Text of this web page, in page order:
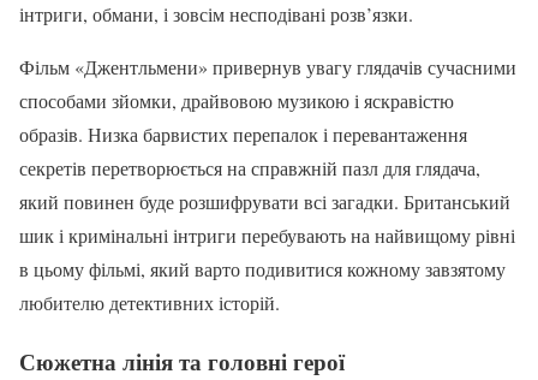
інтриги, обмани, і зовсім несподівані розв’язки.
Фільм «Джентльмени» привернув увагу глядачів сучасними
способами зйомки, драйвовою музикою і яскравістю
образів. Низка барвистих перепалок і перевантаження
секретів перетворюється на справжній пазл для глядача,
який повинен буде розшифрувати всі загадки. Британський
шик і кримінальні інтриги перебувають на найвищому рівні
в цьому фільмі, який варто подивитися кожному завзятому
любителю детективних історій.
Сюжетна лінія та головні герої